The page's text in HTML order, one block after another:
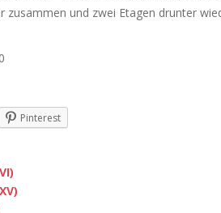
und zwei Etagen drunter
Pinterest